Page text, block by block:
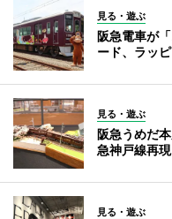
見る・遊ぶ
阪急電車が
ード、ラッ
見る・遊ぶ
阪急うめだ
急神戸線再
見る・遊ぶ